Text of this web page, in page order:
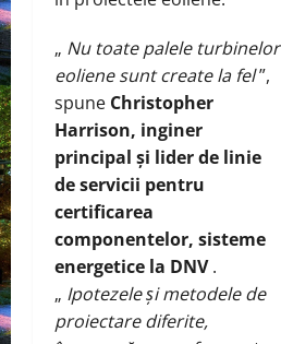
„ Nu toate palele turbinelor
eoliene sunt create la fel”,
spune Christopher
Harrison, inginer
principal și lider de linie
de servicii pentru
certificarea
componentelor, sisteme
energetice la DNV.
„ Ipotezele și metodele de
proiectare diferite,